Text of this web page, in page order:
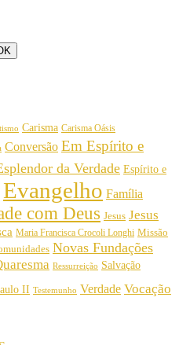
Carisma Carisma Oásis
Conversão Em Espírito e
da Verdade Espírito e
Evangelho Família
com Deus Jesus Jesus
Maria Francisca Crocoli Longhi Missão
Novas Fundações
Ressurreição Salvação
II Testemunho Verdade Vocação